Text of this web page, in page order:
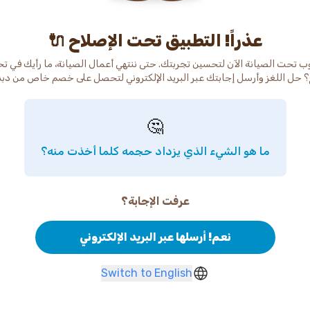
عذراً! التطبيق تحت الإصلاح 🔌
تحت الصيانة الآن لتحسين تجربتك. حتى ننتهي أعمال الصيانة، ما رأيك في
حل اللغز وأرسل إجابتك عبر البريد الإلكتروني لتحصل على خصم خاص من
🤔
ما هو الشيء الذي يزداد حجمه كلما أخذت منه؟
عرفت الإجابة؟
نعم! أرسلها عبر البريد الإلكتروني
Switch to English